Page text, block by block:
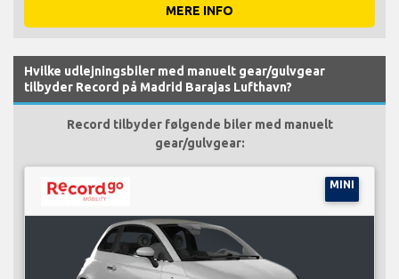
MERE INFO
Hvilke udlejningsbiler med manuelt gear/gulvgear
tilbyder Record på Madrid Barajas Lufthavn?
Record tilbyder følgende biler med manuelt
gear/gulvgear:
MINI